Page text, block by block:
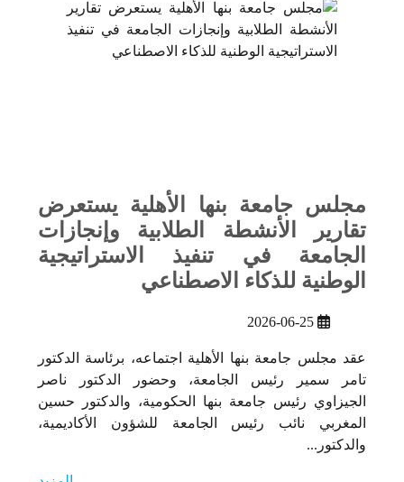
مجلس جامعة بنها الأهلية يستعرض
تقارير الأنشطة الطلابية وإنجازات
الجامعة في تنفيذ الاستراتيجية
الوطنية للذكاء الاصطناعي
2026-06-25
عقد مجلس جامعة بنها الأهلية اجتماعه، برئاسة الدكتور
تامر سمير رئيس الجامعة، وحضور الدكتور ناصر
الجيزاوي رئيس جامعة بنها الحكومية، والدكتور حسين
المغربي نائب رئيس الجامعة للشؤون الأكاديمية،
والدكتور...